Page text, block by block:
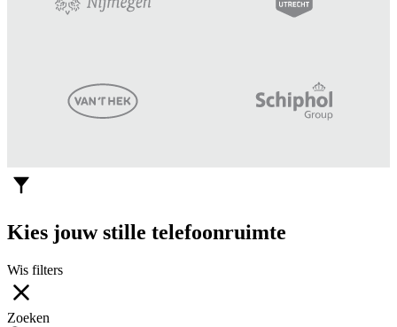
Kies jouw stille telefoonruimte
Wis filters
Zoeken